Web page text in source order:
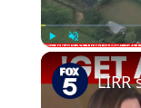
Play Unmute